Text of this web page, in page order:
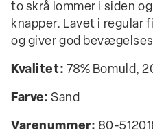
to skrå lommer i siden
knapper. Lavet i regular
og giver god
Kvalitet: 78% Bomuld,
Farve: Sand
Varenummer: 80-